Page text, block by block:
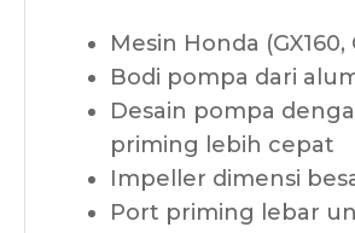
Mesin Honda
Bodi pompa dari
Desain pompa
priming lebih cepat
Impeller dimensi
Port priming lebar